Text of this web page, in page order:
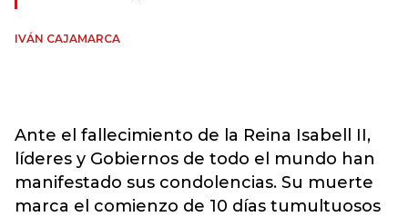
IVÁN CAJAMARCA
Ante el fallecimiento de la Reina Isabell II,
líderes y Gobiernos de todo el mundo han
manifestado sus condolencias. Su muerte
marca el comienzo de 10 días tumultuosos